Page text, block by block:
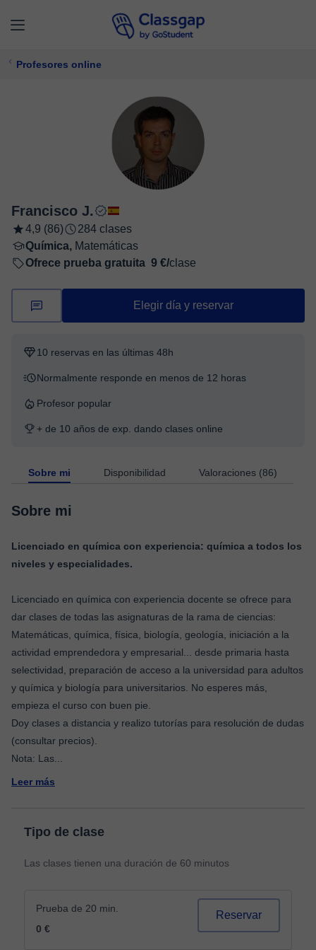
Profesores online
Francisco J.
4,9 (86)
284 clases
Química, Matemáticas
Ofrece prueba gratuita 9 €/clase
Elegir día y reservar
10 reservas en las últimas 48h
Normalmente responde en menos de 12 horas
Profesor popular
+ de 10 años de exp. dando clases online
Sobre mi Disponibilidad Valoraciones (86)
Sobre mi
Licenciado en química con experiencia: química a todos los
niveles y especialidades.
Licenciado en química con experiencia docente se ofrece para
dar clases de todas las asignaturas de la rama de ciencias:
Matemáticas, química, física, biología, geología, iniciación a la
actividad emprendedora y empresarial... desde primaria hasta
selectividad, preparación de acceso a la universidad para adultos
y química y biología para universitarios. No esperes más,
empieza el curso con buen pie.
Doy clases a distancia y realizo tutorías para resolución de dudas
(consultar precios).
Nota: Las
Leer más
Tipo de clase
Las clases tienen una duración de 60 minutos
Prueba de 20 min.
0 €
Reservar